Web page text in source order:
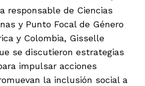
responsable de Ciencias
y Punto Focal de Género
y Colombia, Gisselle
se discutieron estrategias
impulsar acciones
la inclusión social a